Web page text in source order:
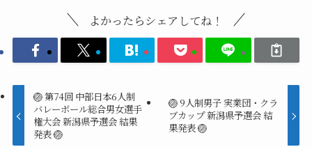
よかったらシェアしてね！
🏐 第74回 中部日本6人制
バレーボール総合男女選手
権大会 新潟県予選会 結果
発表 🏐
🏐 9人制男子 実業団・クラ
ブカップ 新潟県予選会 結
果発表 🏐